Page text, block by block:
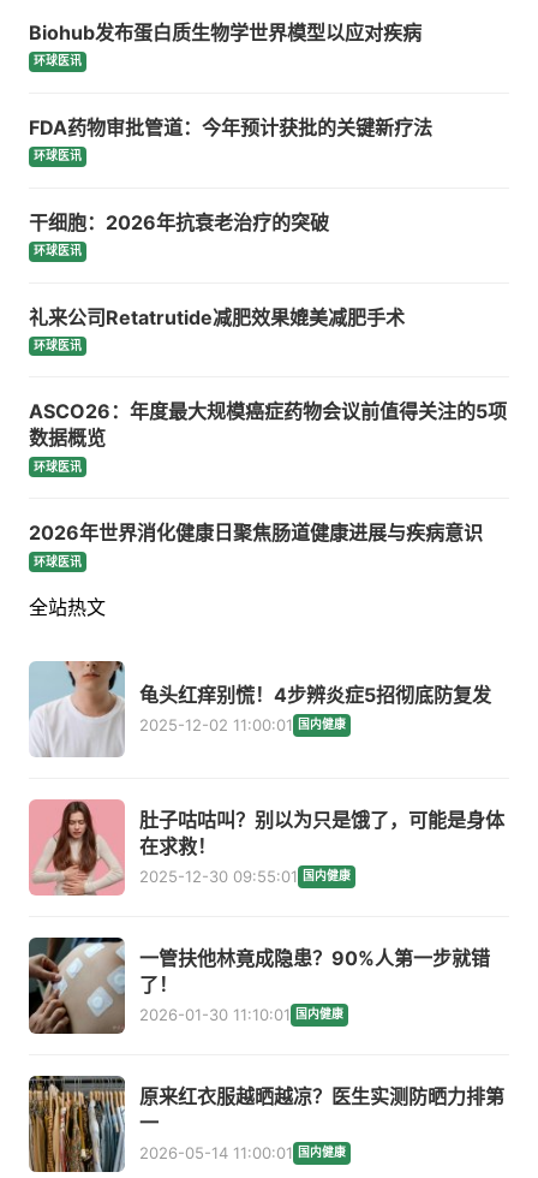
Biohub发布蛋白质生物学世界模型以应对疾病
环球医讯
FDA药物审批管道：今年预计获批的关键新疗法
环球医讯
干细胞：2026年抗衰老治疗的突破
环球医讯
礼来公司Retatrutide减肥效果媲美减肥手术
环球医讯
ASCO26：年度最大规模癌症药物会议前值得关注的5项
数据概览
环球医讯
2026年世界消化健康日聚焦肠道健康进展与疾病意识
环球医讯
全站热文
龟头红痒别慌！4步辨炎症5招彻底防复发
2025-12-02 11:00:01 国内健康
肚子咕咕叫？别以为只是饿了，可能是身体
在求救！
2025-12-30 09:55:01 国内健康
一管扶他林竟成隐患？90%人第一步就错
了！
2026-01-30 11:10:01 国内健康
原来红衣服越晒越凉？医生实测防晒力排第
一
2026-05-14 11:00:01 国内健康